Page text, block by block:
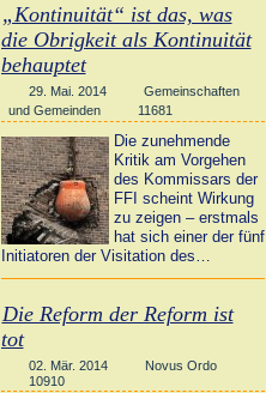
„Kontinuität“ ist das, was
die Obrigkeit als Kontinuität
behauptet
29. Mai. 2014
Gemeinschaften
und Gemeinden
11681
Die zunehmende
Kritik am Vorgehen
des Kommissars der
FFI scheint Wirkung
zu zeigen – erstmals
hat sich einer der fünf
Initiatoren der Visitation des…
Die Reform der Reform ist
tot
02. Mär. 2014
Novus Ordo
10910